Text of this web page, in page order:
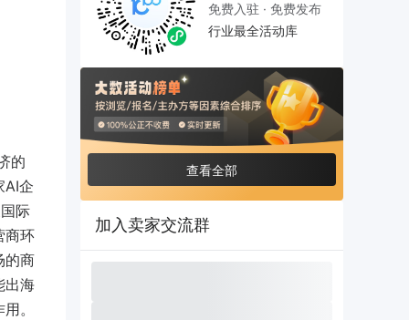
的
AI企
际
商环
的商
出海
。
免费入驻 · 免费发布
行业最全活动库
查看全部
加入卖家交流群